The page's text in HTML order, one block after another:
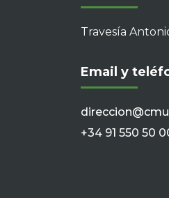
Travesía
Email y
+34 91 550 50